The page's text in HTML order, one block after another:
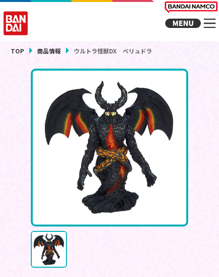
TOP 商品情報 ウルトラ怪獣DX ベリュドラ